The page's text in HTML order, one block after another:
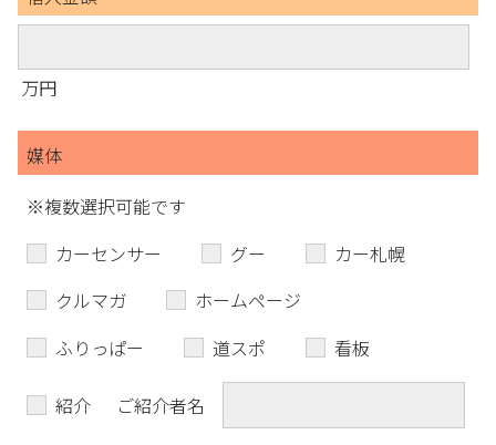
万円
媒体
※複数選択可能です
カーセンサー
グー
カー札幌
クルマガ
ホームページ
ふりっぱー
道スポ 看板
紹介 ご紹介者名